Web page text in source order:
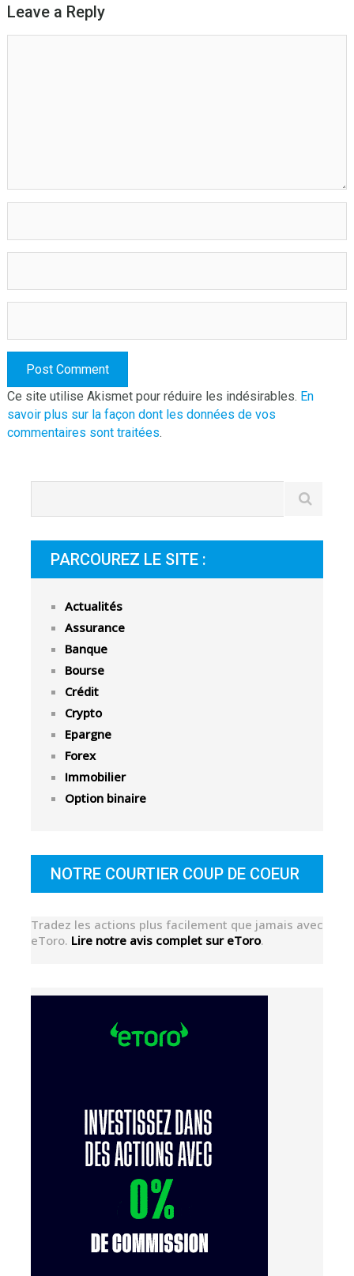
Leave a Reply
Ce site utilise Akismet pour réduire les indésirables. En
savoir plus sur la façon dont les données de vos
commentaires sont traitées.
PARCOUREZ LE SITE :
Actualités
Assurance
Banque
Bourse
Crédit
Crypto
Epargne
Forex
Immobilier
Option binaire
NOTRE COURTIER COUP DE COEUR
Tradez les actions plus facilement que jamais avec
eToro. Lire notre avis complet sur eToro.